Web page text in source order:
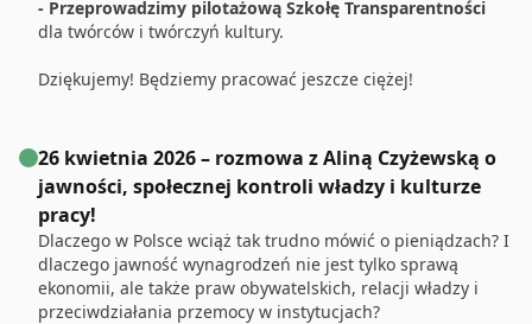
- Przeprowadzimy pilotażową Szkołę Transparentności
dla twórców i twórczyń kultury.
Dziękujemy! Będziemy pracować jeszcze ciężej!
26 kwietnia 2026 – rozmowa z Aliną Czyżewską o
jawności, społecznej kontroli władzy i kulturze
pracy!
Dlaczego w Polsce wciąż tak trudno mówić o pieniądzach? I
dlaczego jawność wynagrodzeń nie jest tylko sprawą
ekonomii, ale także praw obywatelskich, relacji władzy i
przeciwdziałania przemocy w instytucjach?